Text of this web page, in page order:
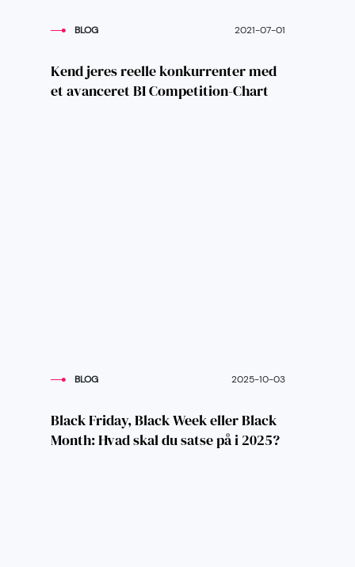
BLOG 2021-07-01
Kend jeres reelle konkurrenter med
et avanceret BI Competition-Chart
BLOG 2025-10-03
Black Friday, Black Week eller Black
Month: Hvad skal du satse på i 2025?